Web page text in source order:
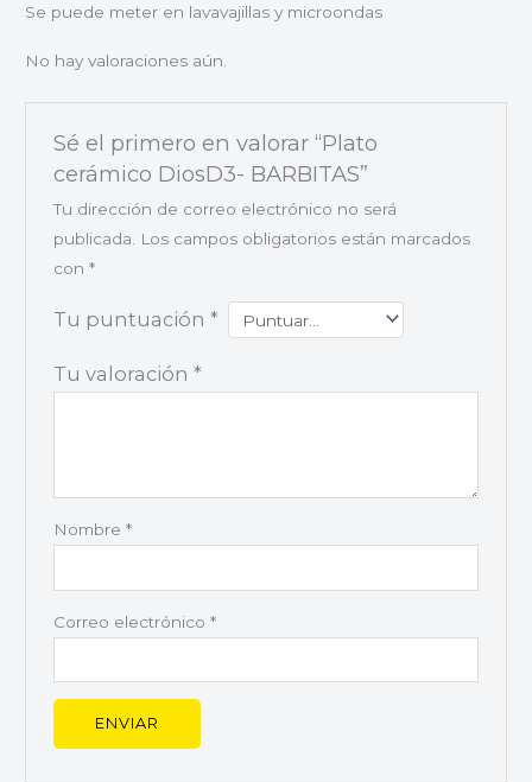
Se puede meter en lavavajillas y microondas
No hay valoraciones aún.
Sé el primero en valorar “Plato
cerámico DiosD3- BARBITAS”
Tu dirección de correo electrónico no será
publicada.
Los campos obligatorios están marcados
con *
Tu puntuación *
Tu valoración *
Nombre *
Correo electrónico *